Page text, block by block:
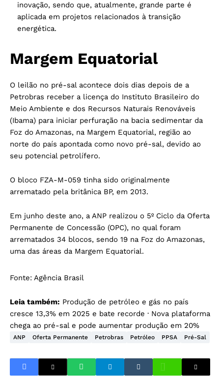
inovação, sendo que, atualmente, grande parte é
aplicada em projetos relacionados à transição
energética.
Margem Equatorial
O leilão no pré-sal acontece dois dias depois de a
Petrobras receber a licença do Instituto Brasileiro do
Meio Ambiente e dos Recursos Naturais Renováveis
(Ibama) para iniciar perfuração na bacia sedimentar da
Foz do Amazonas, na Margem Equatorial, região ao
norte do país apontada como novo pré-sal, devido ao
seu potencial petrolífero.
O bloco FZA-M-059 tinha sido originalmente
arrematado pela britânica BP, em 2013.
Em junho deste ano, a ANP realizou o 5º Ciclo da Oferta
Permanente de Concessão (OPC), no qual foram
arrematados 34 blocos, sendo 19 na Foz do Amazonas,
uma das áreas da Margem Equatorial.
Fonte: Agência Brasil
Leia também: Produção de petróleo e gás no país
cresce 13,3% em 2025 e bate recorde · Nova plataforma
chega ao pré-sal e pode aumentar produção em 20%
ANP Oferta Permanente Petrobras Petróleo PPSA Pré-Sal